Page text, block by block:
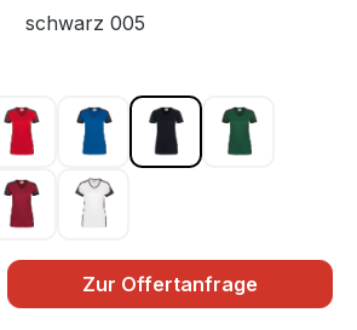
schwarz 005
027rot 002 royalblau 010schwarz 005tanne 072
weinrot 017weiß 001
Zur Offertanfrage